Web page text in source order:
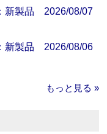
新製品 2026/08/07
新製品 2026/08/06
もっと見る »